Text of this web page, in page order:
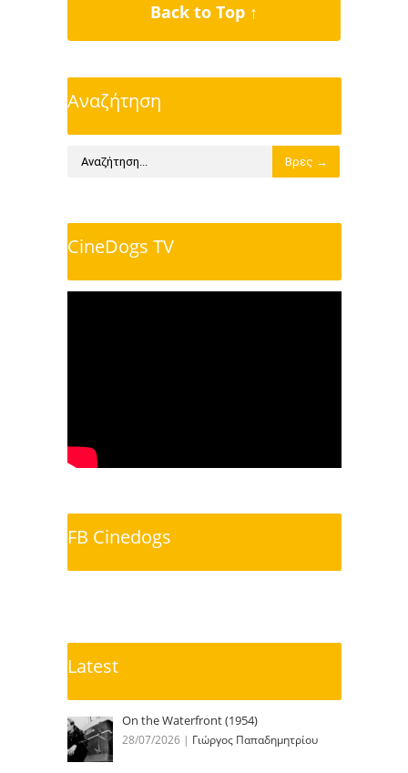
Back to Top ↑
Αναζήτηση
CineDogs TV
FB Cinedogs
Latest
On the Waterfront (1954)
28/07/2026 | Γιώργος Παπαδημητρίου